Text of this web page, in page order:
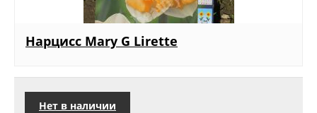
Нарцисс Mary G Lirette
Нет в наличии